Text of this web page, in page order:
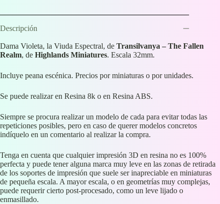
Descripción
Dama Violeta, la Viuda Espectral, de Transilvanya – The Fallen
Realm, de Highlands Miniatures. Escala 32mm.
Incluye peana escénica. Precios por miniaturas o por unidades.
Se puede realizar en Resina 8k o en Resina ABS.
Siempre se procura realizar un modelo de cada para evitar todas las
repeticiones posibles, pero en caso de querer modelos concretos
indíquelo en un comentario al realizar la compra.
Tenga en cuenta que cualquier impresión 3D en resina no es 100%
perfecta y puede tener alguna marca muy leve en las zonas de retirada
de los soportes de impresión que suele ser inapreciable en miniaturas
de pequeña escala. A mayor escala, o en geometrías muy complejas,
puede requerir cierto post-procesado, como un leve lijado o
enmasillado.